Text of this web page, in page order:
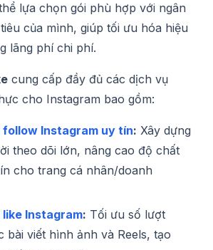
lựa chọn gói phù hợp với ngân
của mình, giúp tối ưu hóa hiệu
lãng phí chi phí.
cung cấp đầy đủ các dịch vụ
cho Instagram bao gồm:
follow Instagram uy tín: Xây dựng
theo dõi lớn, nâng cao độ chất
cho trang cá nhân/doanh
Instagram: Tối ưu số lượt
bài viết hình ảnh và Reels, tạo